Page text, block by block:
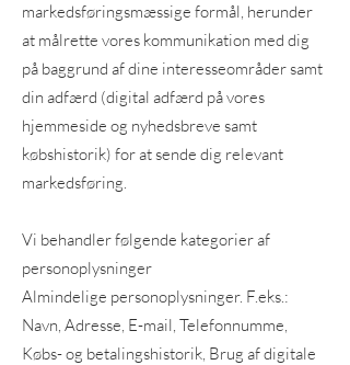
markedsføringsmæssige formål, herunder
at målrette vores kommunikation med dig
på baggrund af dine interesseområder samt
din adfærd (digital adfærd på vores
hjemmeside og nyhedsbreve samt
købshistorik) for at sende dig relevant
markedsføring.
Vi behandler følgende kategorier af
personoplysninger
Almindelige personoplysninger. F.eks.:
Navn, Adresse, E-mail, Telefonnumme,
Købs- og betalingshistorik, Brug af digitale